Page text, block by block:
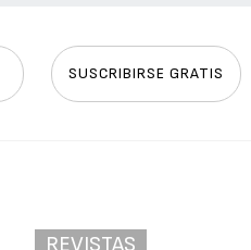
SUSCRIBIRSE GRATIS
REVISTAS